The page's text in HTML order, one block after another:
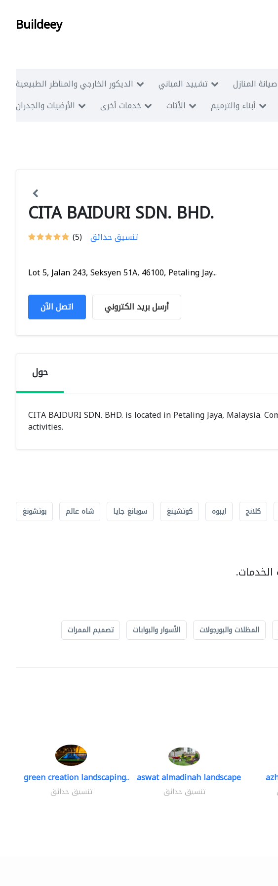
Buildeey
الديكور الخارجي والمناظر الطبيعية تشييد المباني صيانة المنازل
الأرضيات والجدران
خدمات أخرى الأثاث أبناء والترميم
CITA BAIDURI SDN. BHD.
(5) تنسيق حدائق
Lot 5, Jalan 243, Seksyen 51A, 46100, Petaling Jay...
اتصل الآن أرسل بريد الكتروني
حول
CITA BAIDURI SDN. BHD. is located in Petaling Jaya, Malaysia.
activities.
كلانج ايبوه كوتشينغ سوبانغ جايا شاه عالم بوتشونغ
الخدمات.
المظلات والبورجولات الأسوار والبوابات تصميم الممرات
green creation landscaping..
تنسيق حدائق
aswat almadinah landscape
تنسيق حدائق